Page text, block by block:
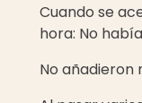
Cuando se
hora: No
No añadieron